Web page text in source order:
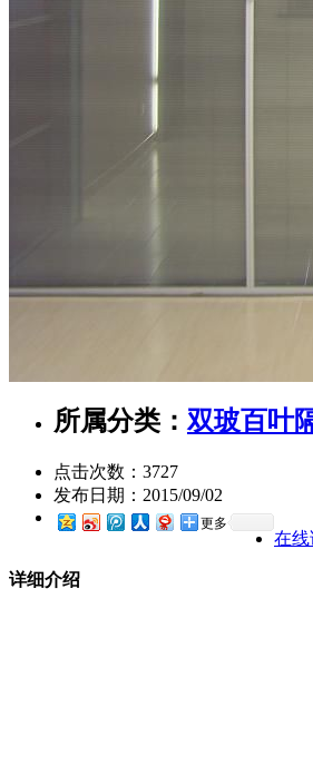
所属分类：双玻百叶
点击次数： 3727
发布日期： 2015/09/02
更多
在线
详细介绍